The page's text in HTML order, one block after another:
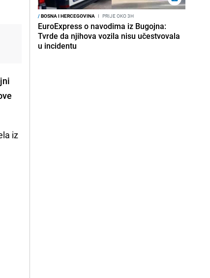
iz
/BOSNA I HERCEGOVINA I PRIJE OKO 3H
EuroExpress o navodima iz Bugojna:
Tvrde da njihova vozila nisu učestvovala
u incidentu